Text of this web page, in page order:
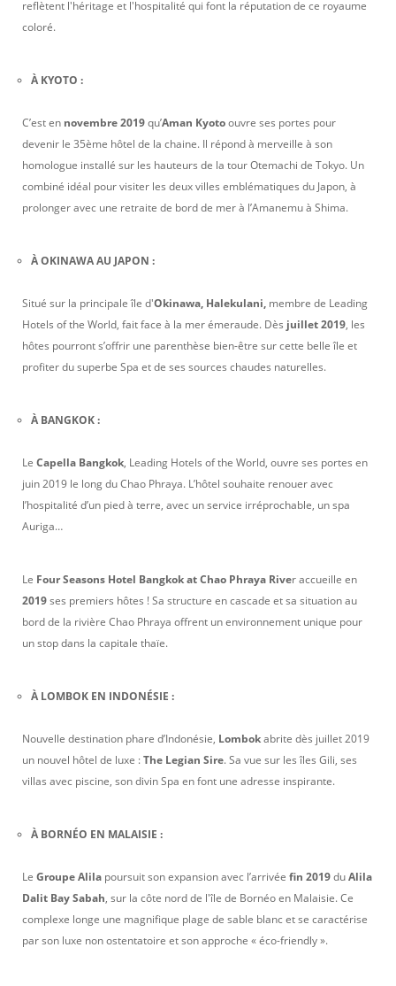
reflètent l'héritage et l'hospitalité qui font la réputation de ce royaume
coloré.
À KYOTO :
C’est en novembre 2019qu’Aman Kyotoouvre ses portes pour
devenir le 35ème hôtel de la chaine. Il répond à merveille à son
homologue installé sur les hauteurs de la tour Otemachi de Tokyo. Un
combiné idéal pour visiter les deux villes emblématiques du Japon, à
prolonger avec une retraite de bord de mer à l’Amanemu à Shima.
À OKINAWA AU JAPON :
Situé sur la principale île d'Okinawa, Halekulani, membre de Leading
Hotels of the World, fait face à la mer émeraude. Dès juillet 2019, les
hôtes pourront s’offrir une parenthèse bien-être sur cette belle île et
profiter du superbe Spa et de ses sources chaudes naturelles.
À BANGKOK :
Le Capella Bangkok, Leading Hotels of the World, ouvre ses portes en
juin 2019 le long du Chao Phraya. L’hôtel souhaite renouer avec
l’hospitalité d’un pied à terre, avec un service irréprochable, un spa
Auriga…
Le Four Seasons Hotel Bangkok at Chao Phraya River accueille en
2019ses premiers hôtes ! Sa structure en cascade et sa situation au
bord de la rivière Chao Phraya offrent un environnement unique pour
un stop dans la capitale thaïe.
À LOMBOK EN INDONÉSIE :
Nouvelle destination phare d’Indonésie, Lombokabrite dès juillet 2019
un nouvel hôtel de luxe :The Legian Sire. Sa vue sur les îles Gili, ses
villas avec piscine, son divin Spa en font une adresse inspirante.
À BORNÉO EN MALAISIE :
Le Groupe Alila poursuit son expansion avec l’arrivée fin 2019duAlila
Dalit Bay Sabah, sur la côte nord de l'île de Bornéo en Malaisie. Ce
complexe longe une magnifique plage de sable blanc et se caractérise
par son luxe non ostentatoire et son approche « éco-friendly ».